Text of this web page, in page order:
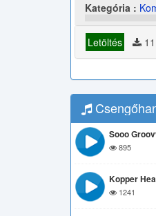
Kategória :
Letöltés
Sooo
895
Kopper
1241